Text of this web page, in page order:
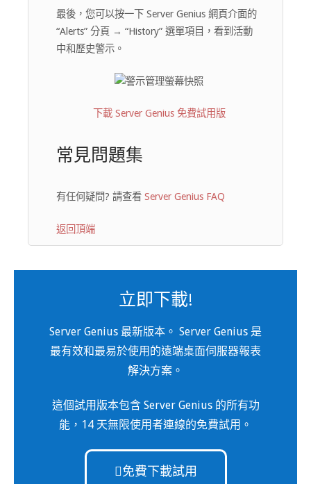
最後，您可以按一下 Server Genius 網頁介面的
“Alerts” 分頁 → “History” 選單項目，看到活動
中和歷史警示。
下載 Server Genius 免費試用版
常見問題集
有任何疑問? 請查看 Server Genius FAQ
返回頂端
立即下載!
Server Genius 最新版本。 Server Genius 是
最有效和最易於使用的遠端桌面伺服器報表
解決方案。
這個試用版本包含 Server Genius 的所有功
能，14 天無限使用者連線的免費試用。
免費下載試用